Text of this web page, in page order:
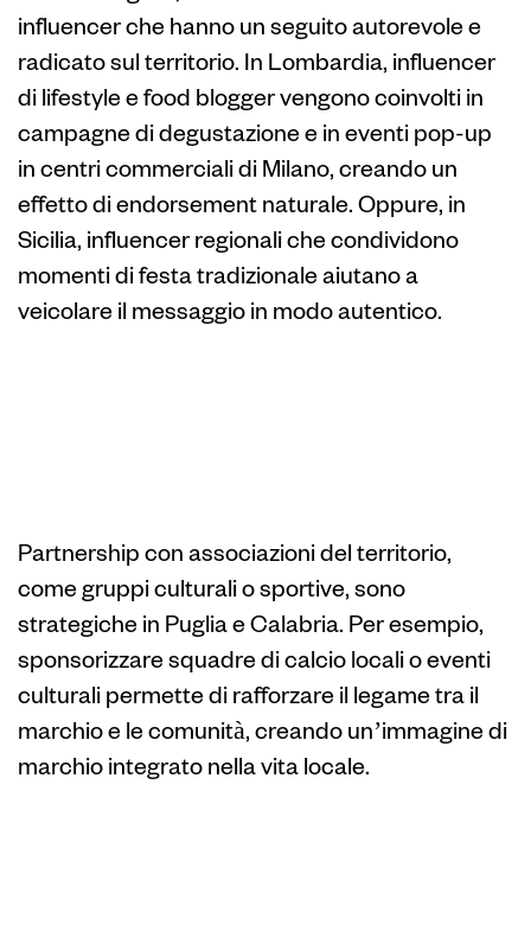
influencer che hanno un seguito autorevole e
radicato sul territorio. In Lombardia, influencer
di lifestyle e food blogger vengono coinvolti in
campagne di degustazione e in eventi pop-up
in centri commerciali di Milano, creando un
effetto di endorsement naturale. Oppure, in
Sicilia, influencer regionali che condividono
momenti di festa tradizionale aiutano a
veicolare il messaggio in modo autentico.
Partnership con associazioni del territorio,
come gruppi culturali o sportive, sono
strategiche in Puglia e Calabria. Per esempio,
sponsorizzare squadre di calcio locali o eventi
culturali permette di rafforzare il legame tra il
marchio e le comunità, creando un’immagine di
marchio integrato nella vita locale.